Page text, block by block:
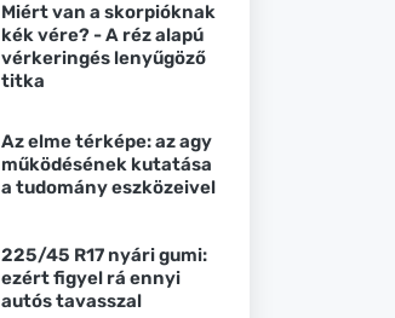
Miért van a skorpióknak
kék vére? - A réz alapú
vérkeringés lenyűgöző
titka
Az elme térképe: az agy
működésének kutatása
a tudomány eszközeivel
225/45 R17 nyári gumi:
ezért figyel rá ennyi
autós tavasszal